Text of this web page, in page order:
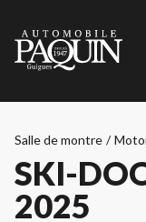
Salle de montre /
SKI-
2025